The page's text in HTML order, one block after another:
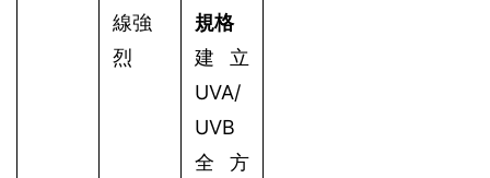
線強
烈
規格
建立
UVA/
UVB
全方